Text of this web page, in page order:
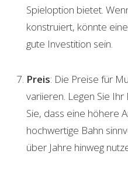
Spieloption bietet.
konstruiert, könnte
gute Investition sein.
Preis: Die Preise für
variieren. Legen Sie
Sie, dass eine höhere
hochwertige Bahn
über Jahre hinweg